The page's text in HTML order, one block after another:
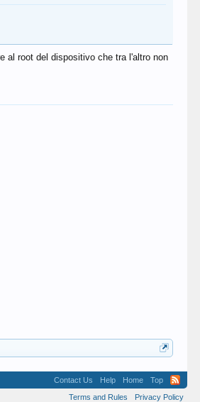
al root del dispositivo che tra l'altro non
Contact Us Help Home
Top
Terms and Rules
Privacy Policy